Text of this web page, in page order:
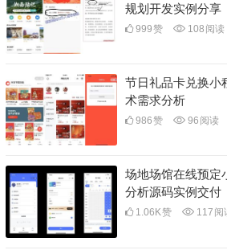
规划开发实例分享
999赞 108 阅读
节日礼品卡兑换小
术需求分析
986赞 96 阅读
场地场馆在线预定
分析源码实例交付
1.06K赞 117 阅